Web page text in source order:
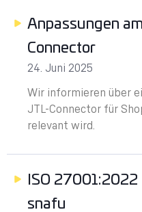
Anpassungen
Connector
24. Juni 2025
Wir informieren über
JTL-Connector für
relevant wird.
ISO
snafu